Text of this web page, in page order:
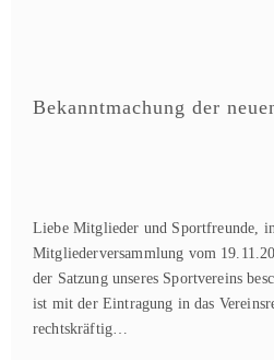
Bekanntmachung der
Liebe Mitglieder und Sportfreunde,
Mitgliederversammlung vom
der Satzung unseres Sportvereins
ist mit der Eintragung in das
rechtskräftig…